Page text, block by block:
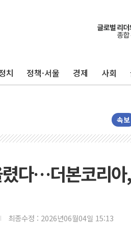
치 정책·서울 경제 사회
속보
다…더본코리
최종수정 : 2026년06월04일 15:13